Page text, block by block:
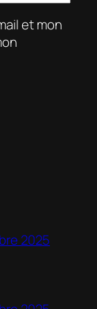
et mon
2025